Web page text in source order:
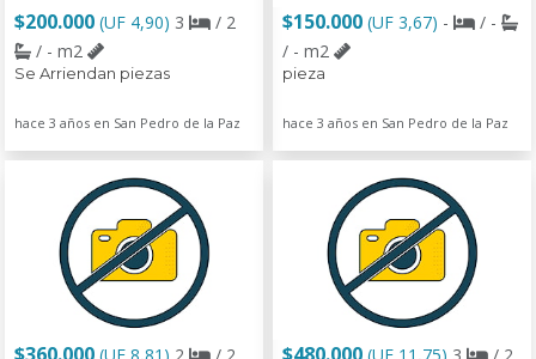
$200.000 (UF 4,90) 3
/ 2
/ - m2
Se Arriendan piezas
hace 3 años en San Pedro de la Paz
$150.000 (UF 3,67) -
/ -
/ - m2
pieza
hace 3 años en San Pedro de la Paz